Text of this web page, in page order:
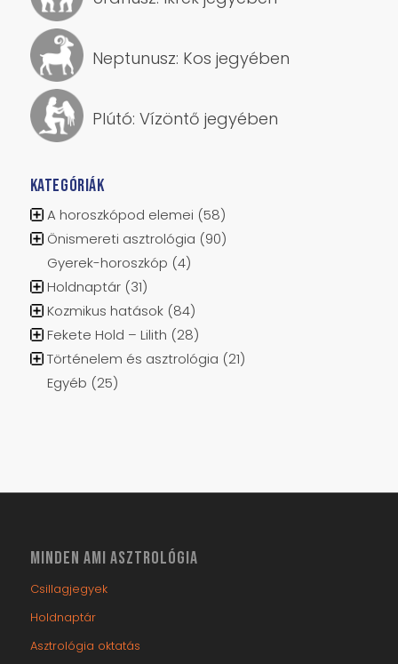
Neptunusz: Kos jegyében
Plútó: Vízöntő jegyében
KATEGÓRIÁK
A horoszkópod elemei (58)
Önismereti asztrológia (90)
Gyerek-horoszkóp (4)
Holdnaptár(31)
Kozmikus hatások(84)
Fekete Hold – Lilith (28)
Történelem és asztrológia (21)
Egyéb (25)
MINDEN AMI ASZTROLÓGIA
Csillagjegyek
Holdnaptár
Asztrológia oktatás